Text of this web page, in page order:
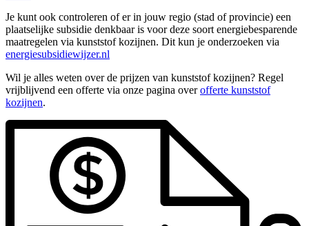
Je kunt ook controleren of er in jouw regio (stad of provincie) een
plaatselijke subsidie denkbaar is voor deze soort energiebesparende
maatregelen via kunststof kozijnen. Dit kun je onderzoeken via
energiesubsidiewijzer.nl
Wil je alles weten over de prijzen van kunststof kozijnen? Regel
vrijblijvend een offerte via onze pagina overofferte kunststof
kozijnen.